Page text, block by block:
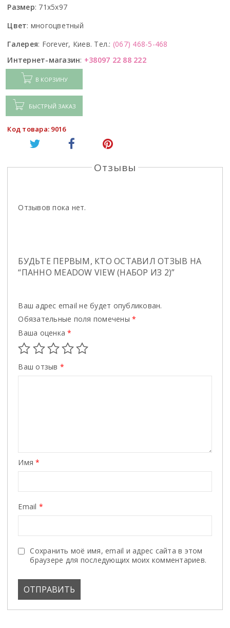
Размер: 71x5x97
Цвет: многоцветный
Галерея: Forever, Киев. Тел.: (067) 468-5-468
Интернет-магазин: +38097 22 88 222
В КОРЗИНУ
БЫСТРЫЙ ЗАКАЗ
Код товара: 9016
Отзывы
Отзывов пока нет.
БУДЬТЕ ПЕРВЫМ, КТО ОСТАВИЛ ОТЗЫВ НА
“ПАННО MEADOW VIEW (НАБОР ИЗ 2)”
Ваш адрес email не будет опубликован.
Обязательные поля помечены*
Ваша оценка*
Ваш отзыв *
Имя*
Email *
Сохранить моё имя, email и адрес сайта в этом
браузере для последующих моих комментариев.